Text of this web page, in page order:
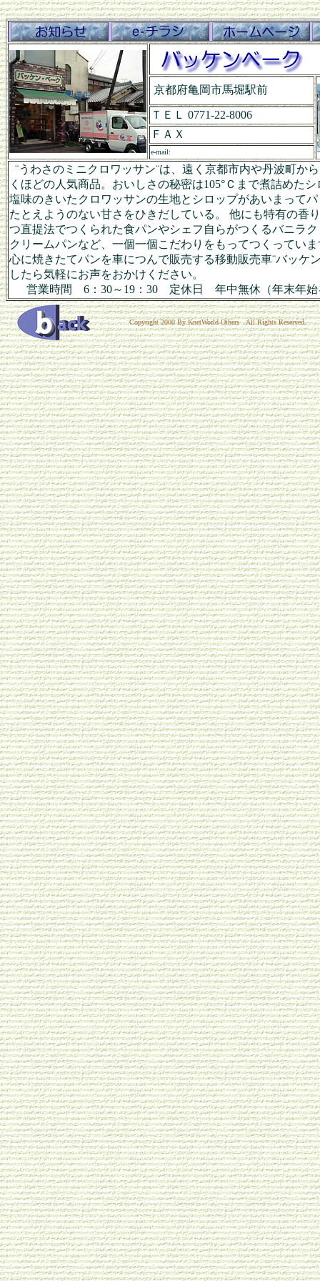
京都府亀岡市馬堀駅前
ＴＥＬ 0771-22-8006
ＦＡＸ
e-mail:
¨うわさのミニクロワッサン¨は、遠く京都市内や丹波町か
くほどの人気商品。おいしさの秘密は105°Ｃまで煮詰めた
塩味のきいたクロワッサンの生地とシロップがあいまって
たとえようのない甘さをひきだしている。 他にも特有の香
つ直提法でつくられた食パンやシェフ自らがつくるバニラ
クリームパンなど、一個一個こだわりをもってつくってい
心に焼きたてパンを車につんで販売する移動販売車¨バッケ
したら気軽にお声をおかけください。
営業時間 6：30～19：30 定休日 年中無休（年末年始
Copyright 2000 By KnetWorld Others All Rights Reserved.